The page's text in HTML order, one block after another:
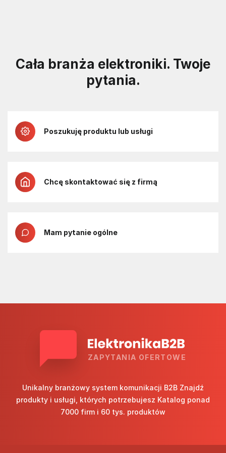
Cała branża elektroniki. Twoje
pytania.
Poszukuję produktu lub usługi
Chcę skontaktować się z firmą
Mam pytanie ogólne
ZAPYTANIA OFERTOWE
Unikalny branżowy system komunikacji B2B Znajdź
produkty i usługi, których potrzebujesz Katalog ponad
7000 firm i 60 tys. produktów